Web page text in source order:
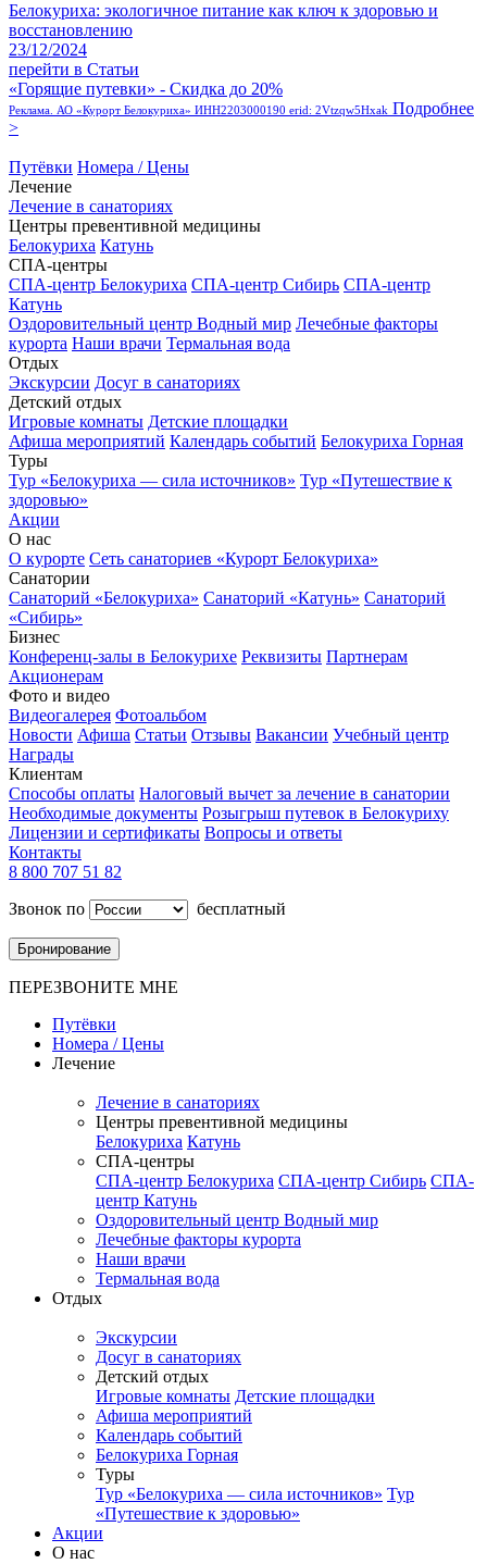
Белокуриха: экологичное питание как ключ к здоровью и
восстановлению
23/12/2024
перейти в Статьи
«Горящие путевки» - Скидка до 20%
Реклама. АО «Курорт Белокуриха» ИНН2203000190 erid: 2Vtzqw5Hxak Подробнее
>
Путёвки Номера / Цены
Лечение
Лечение в санаториях
Центры превентивной медицины
Белокуриха Катунь
СПА-центры
СПА-центр Белокуриха СПА-центр Сибирь СПА-центр
Катунь
Оздоровительный центр Водный мир Лечебные факторы
курорта Наши врачи Термальная вода
Отдых
Экскурсии Досуг в санаториях
Детский отдых
Игровые комнаты Детские площадки
Афиша мероприятий Календарь событий Белокуриха Горная
Туры
Тур «Белокуриха — сила источников» Тур «Путешествие к
здоровью»
Акции
О нас
О курорте Сеть санаториев «Курорт Белокуриха»
Санатории
Санаторий «Белокуриха» Санаторий «Катунь» Санаторий
«Сибирь»
Бизнес
Конференц-залы в Белокурихе Реквизиты Партнерам
Акционерам
Фото и видео
Видеогалерея Фотоальбом
Новости Афиша Статьи Отзывы Вакансии Учебный центр
Награды
Клиентам
Способы оплаты Налоговый вычет за лечение в санатории
Необходимые документы Розыгрыш путевок в Белокуриху
Лицензии и сертификаты Вопросы и ответы
Контакты
8 800 707 51 82
Звонок по
бесплатный
Бронирование
ПЕРЕЗВОНИТЕ МНЕ
Путёвки
Номера / Цены
Лечение
Лечение в санаториях
Центры превентивной медицины
Белокуриха Катунь
СПА-центры
СПА-центр Белокуриха СПА-центр Сибирь СПА-
центр Катунь
Оздоровительный центр Водный мир
Лечебные факторы курорта
Наши врачи
Термальная вода
Отдых
Экскурсии
Досуг в санаториях
Детский отдых
Игровые комнаты Детские площадки
Афиша мероприятий
Календарь событий
Белокуриха Горная
Туры
Тур «Белокуриха — сила источников» Тур
«Путешествие к здоровью»
Акции
О нас